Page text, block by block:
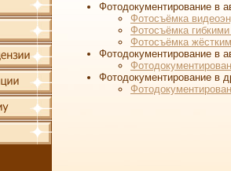
Фотодокументирование в
Фотосъёмка
Фотосъёмка
Фотосъёмка
Фотодокументирование в
Фотодокументирование в